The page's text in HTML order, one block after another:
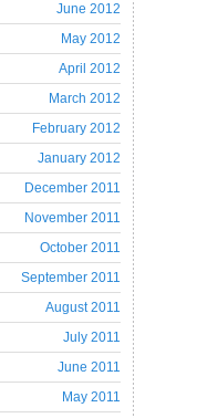
June 2012
May 2012
April 2012
March 2012
February 2012
January 2012
December 2011
November 2011
October 2011
September 2011
August 2011
July 2011
June 2011
May 2011